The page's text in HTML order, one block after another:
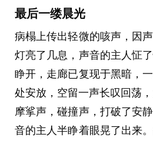
最后一缕晨光
病榻上传出轻微的咳声，因
灯亮了几息，声音的主人怔
睁开，走廊已复现于黑暗，
处安放，空留一声长叹回荡
摩挲声，碰撞声，打破了安
音的主人半睁着眼晃了出来